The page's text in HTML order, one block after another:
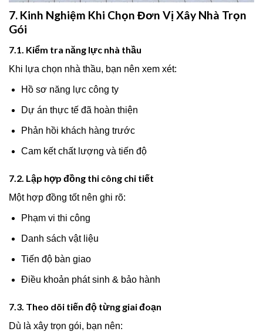
7. Kinh Nghiệm Khi Chọn Đơn Vị Xây Nhà Trọn
Gói
7.1. Kiểm tra năng lực nhà thầu
Khi lựa chọn nhà thầu, bạn nên xem xét:
Hồ sơ năng lực công ty
Dự án thực tế đã hoàn thiện
Phản hồi khách hàng trước
Cam kết chất lượng và tiến độ
7.2. Lập hợp đồng thi công chi tiết
Một hợp đồng tốt nên ghi rõ:
Phạm vi thi công
Danh sách vật liệu
Tiến độ bàn giao
Điều khoản phát sinh & bảo hành
7.3. Theo dõi tiến độ từng giai đoạn
Dù là xây trọn gói, bạn nên: